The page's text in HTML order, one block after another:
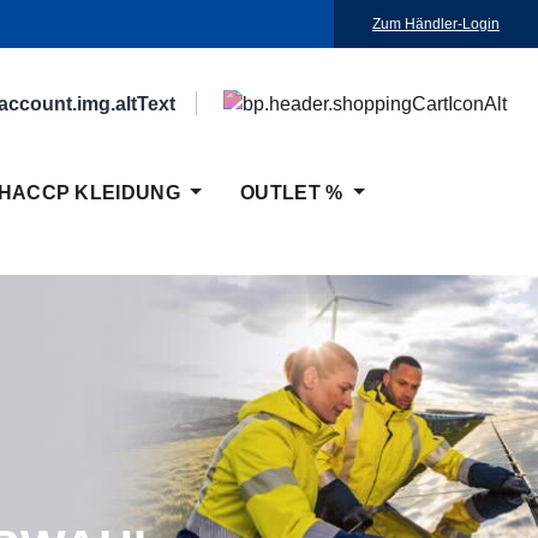
Zum Händler-Login
KLEIDUNG OUTLET %